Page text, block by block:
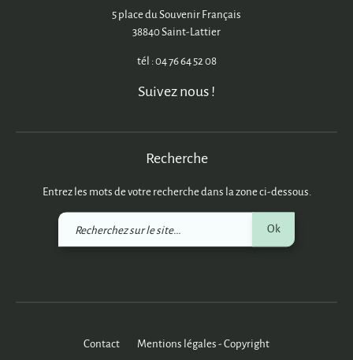
5 place du Souvenir Français
38840 Saint-Lattier
tél : 04 76 64 52 08
Suivez nous !
Recherche
Entrez les mots de votre recherche dans la zone ci-dessous.
Recherchez
Ok
Contact
Mentions légales - Copyright